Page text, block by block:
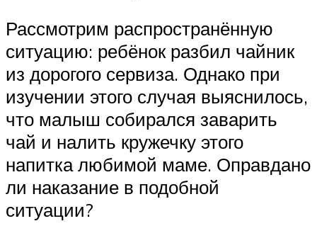
Рассмотрим распространённую
ситуацию: ребёнок разбил чайник
из дорогого сервиза. Однако при
изучении этого случая выяснилось,
что малыш собирался заварить
чай и налить кружечку этого
напитка любимой маме. Оправдано
ли наказание в подобной
ситуации?